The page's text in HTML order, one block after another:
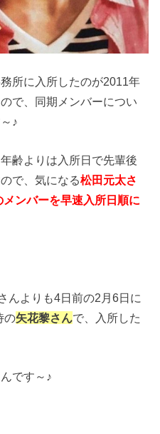
所に入所したのが2011年
で、同期メンバーについ
♪
齢よりは入所日で先輩後
で、気になる松田元太さ
ンバーを早速入所日順に
んよりも4日前の2月6日に
の矢花黎さんで、入所した
です～♪